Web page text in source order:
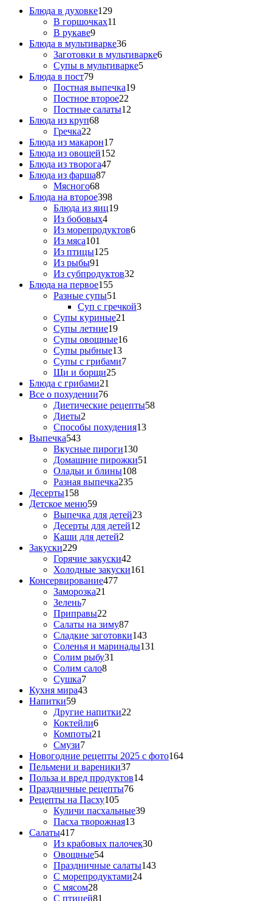
Блюда в духовке129
В горшочках11
В рукаве9
Блюда в мультиварке36
Заготовки в мультиварке6
Супы в мультиварке5
Блюда в пост79
Постная выпечка19
Постное второе22
Постные салаты12
Блюда из круп68
Гречка22
Блюда из макарон17
Блюда из овощей152
Блюда из творога47
Блюда из фарша87
Мясного68
Блюда на второе398
Блюда из яиц19
Из бобовых4
Из морепродуктов6
Из мяса101
Из птицы125
Из рыбы91
Из субпродуктов32
Блюда на первое155
Разные супы51
Суп с гречкой3
Супы куриные21
Супы летние19
Супы овощные16
Супы рыбные13
Супы с грибами7
Щи и борщи25
Блюда с грибами21
Все о похудении76
Диетические рецепты58
Диеты2
Способы похудения13
Выпечка543
Вкусные пироги130
Домашние пирожки51
Оладьи и блины108
Разная выпечка235
Десерты158
Детское меню59
Выпечка для детей23
Десерты для детей12
Каши для детей2
Закуски229
Горячие закуски42
Холодные закуски161
Консервирование477
Заморозка21
Зелень7
Приправы22
Салаты на зиму87
Сладкие заготовки143
Соленья и маринады131
Солим рыбу31
Солим сало8
Сушка7
Кухня мира43
Напитки59
Другие напитки22
Коктейли6
Компоты21
Смузи7
Новогодние рецепты 2025 с фото164
Пельмени и вареники37
Польза и вред продуктов14
Праздничные рецепты76
Рецепты на Пасху105
Куличи пасхальные39
Пасха творожная13
Салаты417
Из крабовых палочек30
Овощные54
Праздничные салаты143
С морепродуктами24
С мясом28
С птицей81